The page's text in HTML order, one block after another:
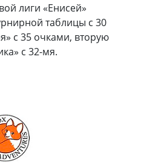
лиги «Енисей»
таблицы с 30
с 35 очками, вторую
с 32-мя.